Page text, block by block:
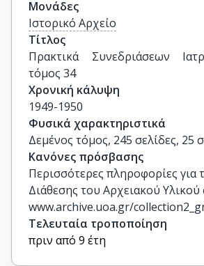
Μονάδες
Ιστορικό Αρχείο
Τίτλος
Πρακτικά Συνεδριάσεων
τόμος 34
Χρονική κάλυψη
1949-1950
Φυσικά χαρακτηριστικά
Δεμένος τόμος, 245 σελίδες, 25
Κανόνες πρόσβασης
Περισσότερες πληροφορίες για
Διάθεσης του Αρχειακού Υλικού
www.archive.uoa.gr/
Τελευταία τροποποίηση
πριν από 9 έτη